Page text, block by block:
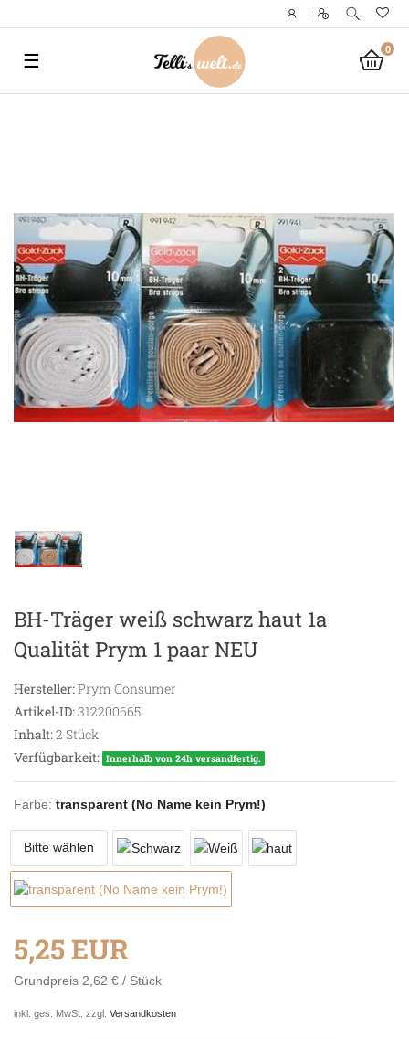
|
0
☰
BH-Träger weiß schwarz haut 1a
Qualität Prym 1 paar NEU
Hersteller:Prym Consumer
Artikel-ID:312200665
Inhalt:2 Stück
Verfügbarkeit: Innerhalb von 24h versandfertig.
Farbe: transparent (No Name kein Prym!)
Bitte wählen
5,25 EUR
Grundpreis 2,62 € / Stück
inkl. ges. MwSt. zzgl. Versandkosten